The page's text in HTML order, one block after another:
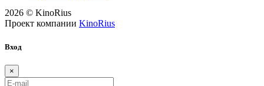
2026 © KinoRius
Проект компании KinoRius
Вход
×